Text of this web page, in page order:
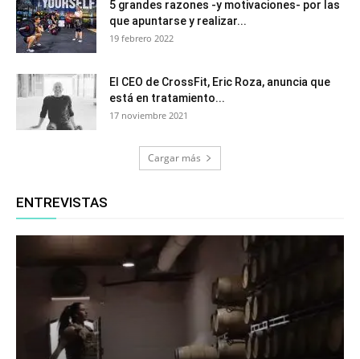
5 grandes razones -y motivaciones- por las
que apuntarse y realizar...
19 febrero 2022
El CEO de CrossFit, Eric Roza, anuncia que
está en tratamiento...
17 noviembre 2021
Cargar más
ENTREVISTAS